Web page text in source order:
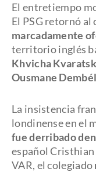
El entretiempo
El PSG retornó al
marcadamente
territorio inglés
Khvicha
Ousmane
La insistencia
londinense en el
fue derribado
español
VAR, el colegiado